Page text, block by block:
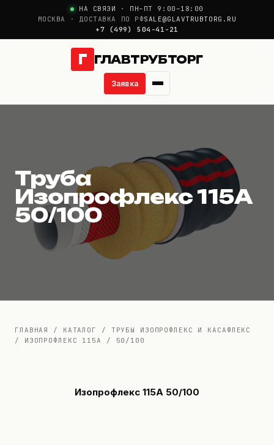
НА СВЯЗИ · ПН–ПТ 9:00–18:00
МОСКВА · ДОСТАВКА ПО РФSALE@GLAVTRUBTORG.RU
+7 (499) 504-41-21
Г ГЛАВТРУБТОРГ
Продукция
Услуги
Заявка
Труба
Изопрофлекс 115А
50/100
ГЛАВНАЯ / КАТАЛОГ / ТРУБЫ ИЗОПРОФЛЕКС И КАСАФЛЕКС
/ ИЗОПРОФЛЕКС 115А / 50/100
Изопрофлекс 115А 50/100